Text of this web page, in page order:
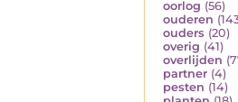
oorlog (56)
ouderen
ouders (20)
overig (41)
overlijden
partner (4)
pesten (14)